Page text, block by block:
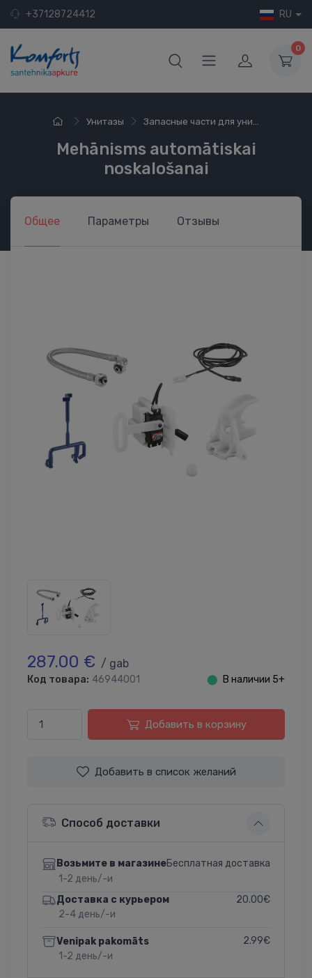
+37128724412 RU
0
Унитазы Запасные части для уни...
Mehānisms automātiskai
noskalošanai
Общее Параметры Отзывы
287.00 € / gab
Код товара: 46944001 ⬤ В наличии 5+
Добавить в корзину
Добавить в список желаний
Способ доставки
Возьмите в магазине
1-2 день/-и
Бесплатная доставка
Доставка с курьером
2-4 день/-и
20.00€
Venipak pakomāts
1-2 день/-и
2.99€